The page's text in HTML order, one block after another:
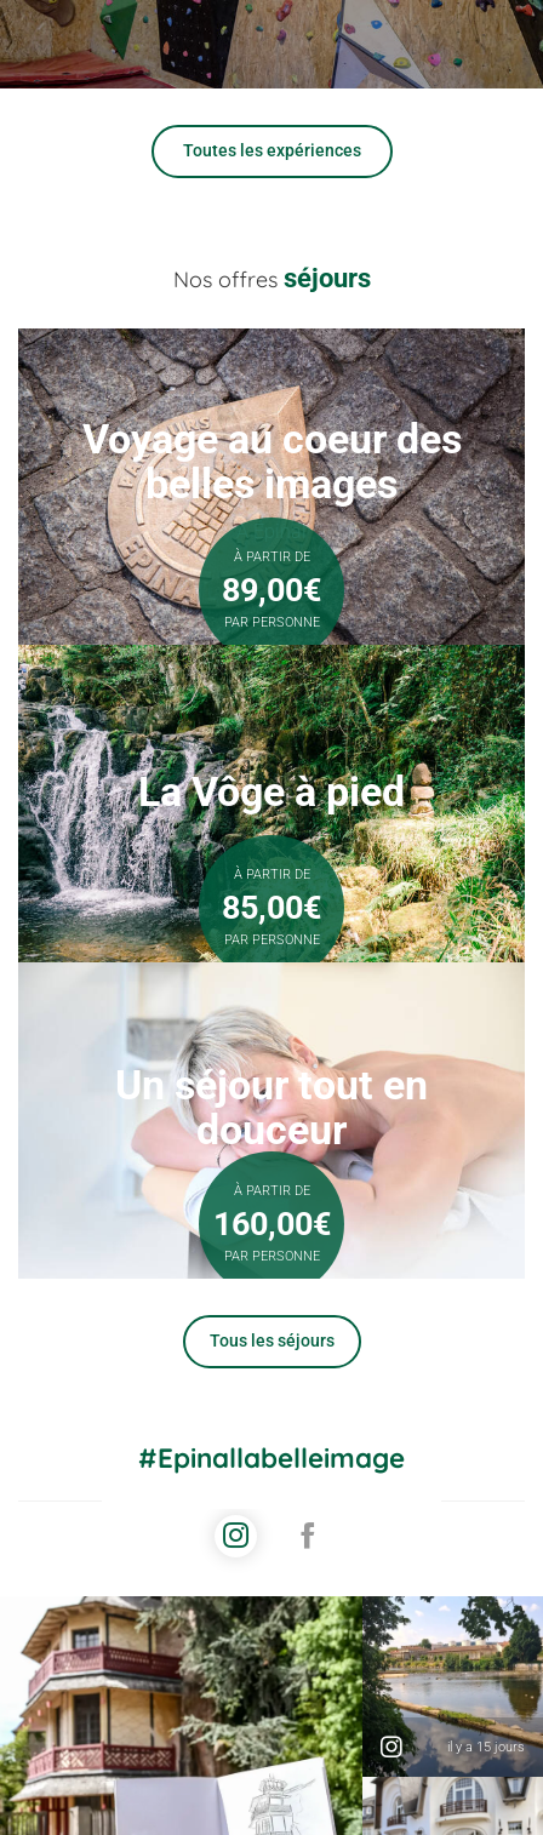
Toutes les expériences
Nos offres séjours
Voyage au coeur des
belles images
A Épinal
À PARTIR DE
89,00€
PAR PERSONNE
La Vôge à pied
À PARTIR DE
85,00€
PAR PERSONNE
Un séjour tout en
douceur
À PARTIR DE
160,00€
PAR PERSONNE
Tous les séjours
#Epinallabelleimage
il y a 15 jours